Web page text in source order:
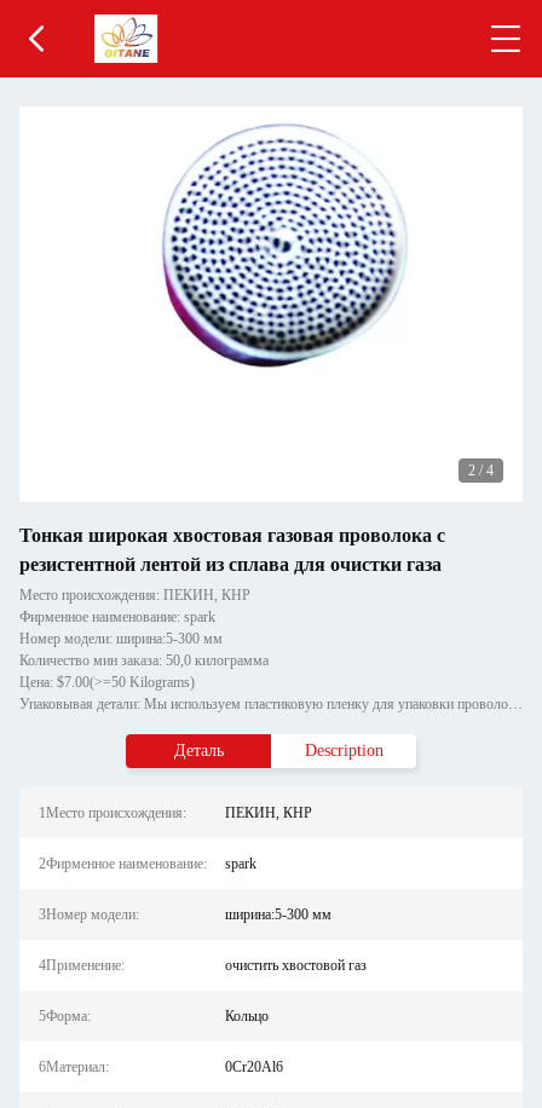
2 / 4
Тонкая широкая хвостовая газовая проволока с
резистентной лентой из сплава для очистки газа
Место происхождения: ПЕКИН, КНР
Фирменное наименование: spark
Номер модели: ширина:5-300 мм
Количество мин заказа: 50,0 килограмма
Цена: $7.00(>=50 Kilograms)
Упаковывая детали: Мы используем пластиковую пленку для упаковки проволоки оси, а внешняя упаковка валовой проволоки ис
Деталь Description
1Место происхождения: ПЕКИН, КНР
2Фирменное наименование: spark
3Номер модели: ширина:5-300 мм
4Применение: очистить хвостовой газ
5Форма: Кольцо
6Материал: 0Cr20Al6